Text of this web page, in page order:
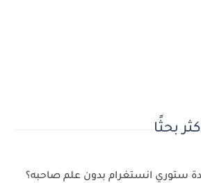
بحثًا
انستغرام بدون علم صاحبه؟